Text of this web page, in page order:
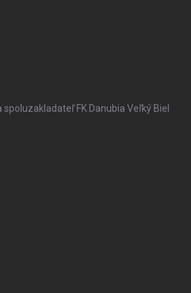
FK Danubia Veľký Biel